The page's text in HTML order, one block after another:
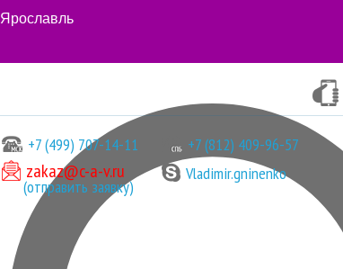
Ярославль
+7 (499) 707-14-11 +7 (812) 409-96-57
zakaz@c-a-v.ru
(отправить заявку)
Vladimir.gninenko